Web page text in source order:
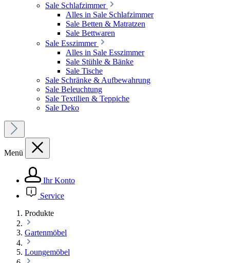
Sale Schlafzimmer
Alles in Sale Schlafzimmer
Sale Betten & Matratzen
Sale Bettwaren
Sale Esszimmer
Alles in Sale Esszimmer
Sale Stühle & Bänke
Sale Tische
Sale Schränke & Aufbewahrung
Sale Beleuchtung
Sale Textilien & Teppiche
Sale Deko
Menü
Ihr Konto
Service
Produkte
Gartenmöbel
Loungemöbel